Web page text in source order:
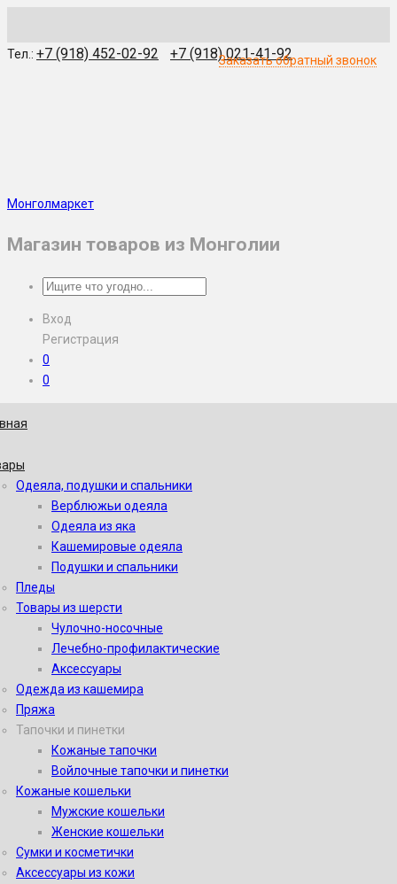
Тел.: +7 (918) 452-02-92 +7 (918) 021-41-92
Заказать обратный звонок
Монголмаркет
Магазин товаров из Монголии
Вход
Регистрация
0
0
Одеяла, подушки и спальники
Верблюжьи одеяла
Одеяла из яка
Кашемировые одеяла
Подушки и спальники
Пледы
Товары из шерсти
Чулочно-носочные
Лечебно-профилактические
Аксессуары
Одежда из кашемира
Пряжа
Тапочки и пинетки
Кожаные тапочки
Войлочные тапочки и пинетки
Кожаные кошельки
Мужские кошельки
Женские кошельки
Сумки и косметички
Аксессуары из кожи